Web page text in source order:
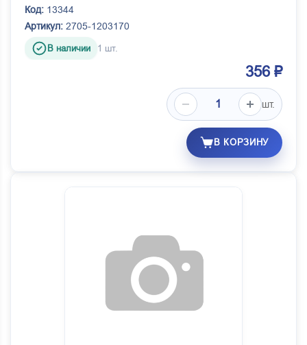
Код: 13344
Артикул: 2705-1203170
В наличии 1 шт.
356 ₽
шт.
В КОРЗИНУ